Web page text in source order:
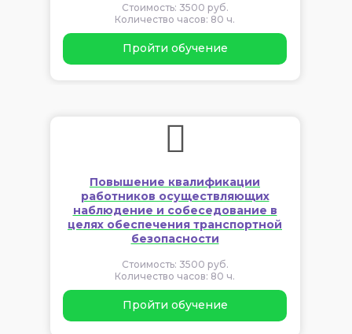
Стоимость: 3500 руб.
Количество часов: 80 ч.
Пройти обучение
Повышение квалификации
работников осуществляющих
наблюдение и собеседование в
целях обеспечения транспортной
безопасности
Стоимость: 3500 руб.
Количество часов: 80 ч.
Пройти обучение